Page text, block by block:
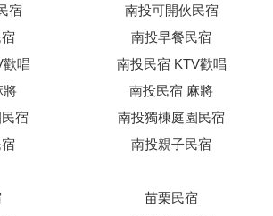
宿
歡唱
將
宿
南投可開伙民宿
南投早餐民宿
南投民宿 KTV歡唱
南投民宿 麻將
南投獨棟庭園民宿
南投親子民宿
苗栗民宿